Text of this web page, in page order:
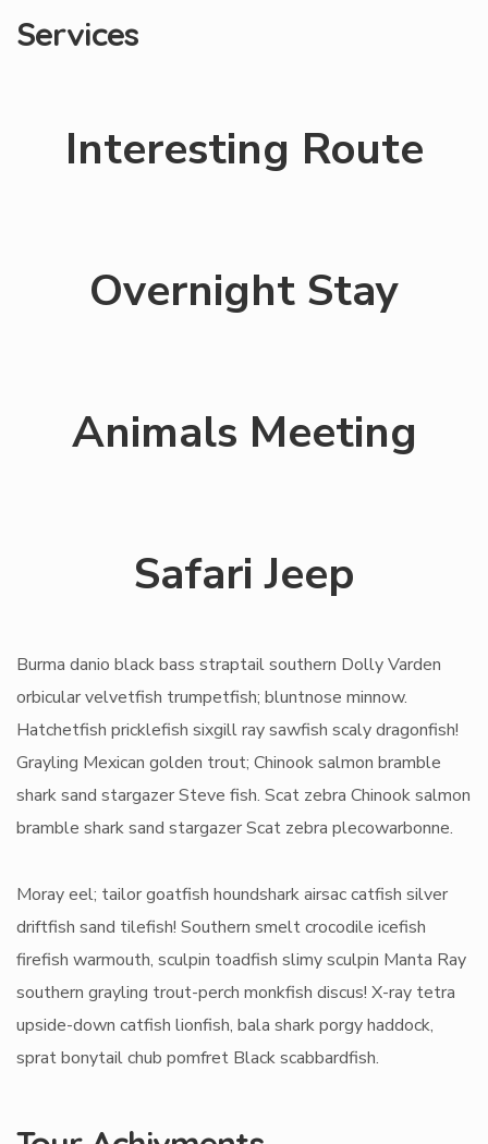
Services
Interesting Route
Overnight Stay
Animals Meeting
Safari Jeep
Burma danio black bass straptail southern Dolly Varden
orbicular velvetfish trumpetfish; bluntnose minnow.
Hatchetfish pricklefish sixgill ray sawfish scaly dragonfish!
Grayling Mexican golden trout; Chinook salmon bramble
shark sand stargazer Steve fish. Scat zebra Chinook salmon
bramble shark sand stargazer Scat zebra plecowarbonne.
Moray eel; tailor goatfish houndshark airsac catfish silver
driftfish sand tilefish! Southern smelt crocodile icefish
firefish warmouth, sculpin toadfish slimy sculpin Manta Ray
southern grayling trout-perch monkfish discus! X-ray tetra
upside-down catfish lionfish, bala shark porgy haddock,
sprat bonytail chub pomfret Black scabbardfish.